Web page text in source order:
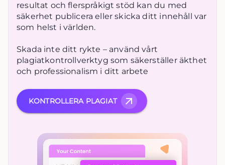
resultat och flerspråkigt stöd kan du med
säkerhet publicera eller skicka ditt innehåll var
som helst i världen.
Skada inte ditt rykte – använd vårt
plagiatkontrollverktyg som säkerställer äkthet
och professionalism i ditt arbete
KONTROLLERA PLAGIAT